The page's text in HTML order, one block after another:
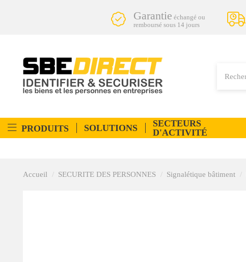
Garantie échangé ou
remboursé sous 14 jours
PRODUITS SOLUTIONS
SECTEURS
D'ACTIVITÉ
Accueil SECURITE DES PERSONNES Signalétique bâtiment